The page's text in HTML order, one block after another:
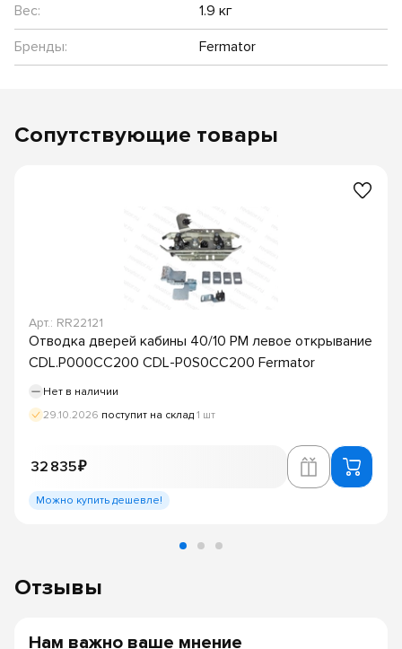
Вес:
1.9 кг
Бренды:
Fermator
Сопутствующие товары
Арт.: RR22121
Отводка дверей кабины 40/10 PM левое открывание
CDL.P000CC200 CDL-P0S0CC200 Fermator
Нет в наличии
29.10.2026 поступит на склад 1 шт
32 835 ₽
Можно купить дешевле!
Отзывы
Нам важно ваше мнение